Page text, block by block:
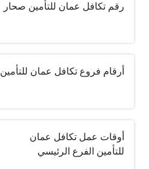
رقم تكافل عمان للتأمين صحار
أرقام فروع تكافل عمان للتأمين
أوقات عمل تكافل عمان
للتأمين الفرع الرئيسي